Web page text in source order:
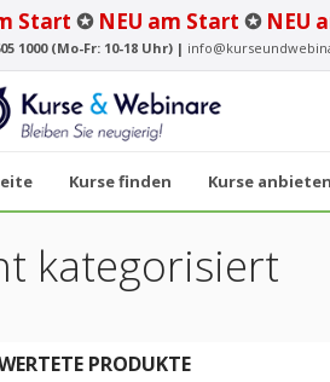
Start ✪ NEU am Start ✪ NEU
1000 (Mo-Fr: 10-18 Uhr) |
Kurse finden Kurse anbieten
kategorisiert
PRODUKTE